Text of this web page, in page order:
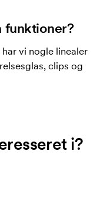
funktioner?
vi nogle linealer
clips og
i?